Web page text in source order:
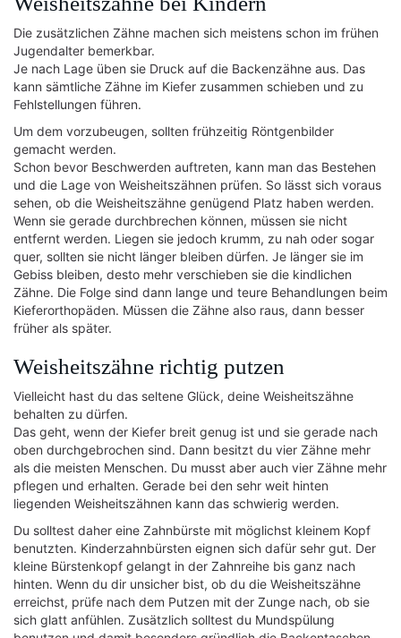
Die zusätzlichen Zähne machen sich meistens schon im frühen
Jugendalter bemerkbar.
Je nach Lage üben sie Druck auf die Backenzähne aus. Das
kann sämtliche Zähne im Kiefer zusammen schieben und zu
Fehlstellungen führen.
Um dem vorzubeugen, sollten frühzeitig Röntgenbilder
gemacht werden.
Schon bevor Beschwerden auftreten, kann man das Bestehen
und die Lage von Weisheitszähnen prüfen. So lässt sich voraus
sehen, ob die Weisheitszähne genügend Platz haben werden.
Wenn sie gerade durchbrechen können, müssen sie nicht
entfernt werden. Liegen sie jedoch krumm, zu nah oder sogar
quer, sollten sie nicht länger bleiben dürfen. Je länger sie im
Gebiss bleiben, desto mehr verschieben sie die kindlichen
Zähne. Die Folge sind dann lange und teure Behandlungen beim
Kieferorthopäden. Müssen die Zähne also raus, dann besser
früher als später.
Weisheitszähne richtig putzen
Vielleicht hast du das seltene Glück, deine Weisheitszähne
behalten zu dürfen.
Das geht, wenn der Kiefer breit genug ist und sie gerade nach
oben durchgebrochen sind. Dann besitzt du vier Zähne mehr
als die meisten Menschen. Du musst aber auch vier Zähne mehr
pflegen und erhalten. Gerade bei den sehr weit hinten
liegenden Weisheitszähnen kann das schwierig werden.
Du solltest daher eine Zahnbürste mit möglichst kleinem Kopf
benutzten. Kinderzahnbürsten eignen sich dafür sehr gut. Der
kleine Bürstenkopf gelangt in der Zahnreihe bis ganz nach
hinten. Wenn du dir unsicher bist, ob du die Weisheitszähne
erreichst, prüfe nach dem Putzen mit der Zunge nach, ob sie
sich glatt anfühlen. Zusätzlich solltest du Mundspülung